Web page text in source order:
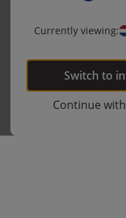
Currently viewing:
Switch to
Continue with